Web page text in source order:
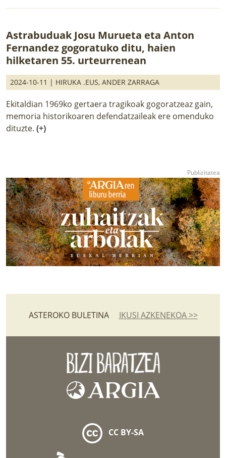
Astrabuduak Josu Murueta eta Anton
Fernandez gogoratuko ditu, haien
hilketaren 55. urteurrenean
2024-10-11 | HIRUKA .EUS, ANDER ZARRAGA
Ekitaldian 1969ko gertaera tragikoak gogoratzeaz gain,
memoria historikoaren defendatzaileak ere omenduko
dituzte. (+)
ASTEROKO BULETINA IKUSI AZKENEKOA >>
CC BY-SA